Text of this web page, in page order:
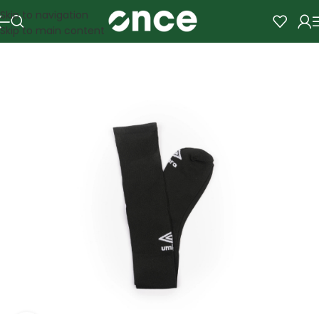
Skip to navigation
Skip to main content